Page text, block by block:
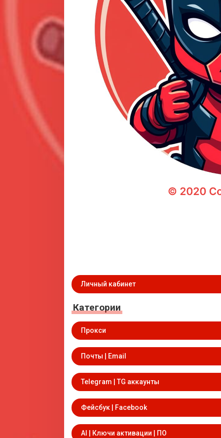
Личный кабинет
Категории
Прокси
Почты | Email
Telegram | TG аккаунты
Фейсбук | Facebook
AI | Ключи активации | ПО